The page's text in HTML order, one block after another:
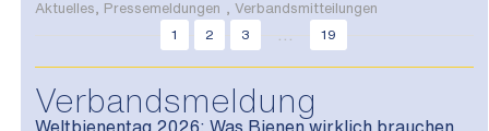
Aktuelles
Pressemeldungen
Verbandsmitteilungen
1
2 3 19
Verbandsmeldung
Weltbienentag 2026: Was Bienen wirklich brauchen